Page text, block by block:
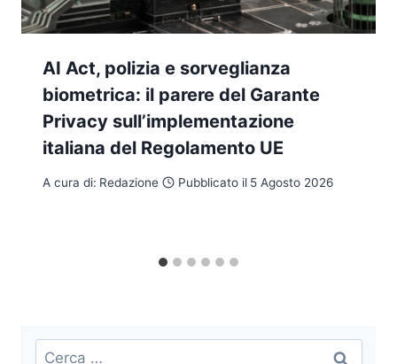
AI Act, polizia e sorveglianza
biometrica: il parere del Garante
Privacy sull’implementazione
italiana del Regolamento UE
A cura di: Redazione Pubblicato il 5 Agosto 2026
Ricerca